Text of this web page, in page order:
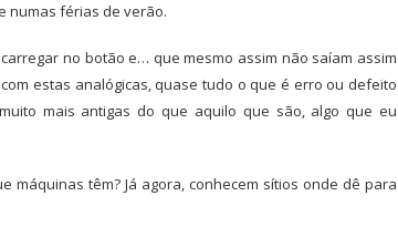
numas férias de verão.
no botão e… que mesmo assim não saíam assim
estas analógicas, quase tudo o que é erro ou defeito
mais antigas do que aquilo que são, algo que eu
máquinas têm? Já agora, conhecem sítios onde dê para